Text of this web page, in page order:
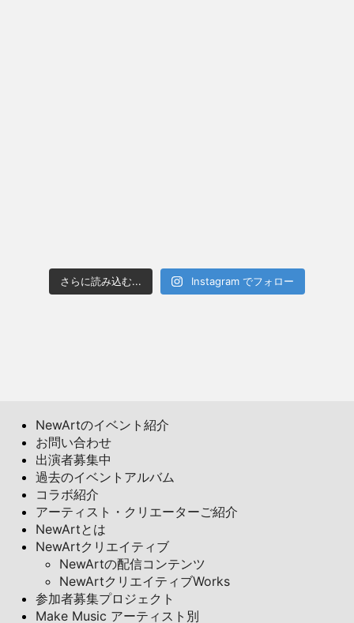
さらに読み込む... Instagram でフォロー
NewArtのイベント紹介
お問い合わせ
出演者募集中
過去のイベントアルバム
コラボ紹介
アーティスト・クリエーターご紹介
NewArtとは
NewArtクリエイティブ
NewArtの配信コンテンツ
NewArtクリエイティブWorks
参加者募集プロジェクト
Make Music アーティスト別